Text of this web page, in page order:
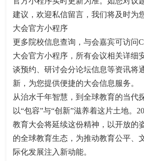
建议，欢迎私信留言，我们将及时为
大会官方小程序
更多院校信息查询，与会嘉宾可访问
大会官方小程序，所有会议相关详细
谈预约、研讨会分论坛信息等资讯将
新，为您提供便捷的大会信息服务。
从治水千年智慧，到全球教育的当代
以“包容”与“创新”滋养着这片土地。
教育大会将延续这份精神，以开放的
的全球教育生态，为推动教育公平、
际化发展注入新动能。